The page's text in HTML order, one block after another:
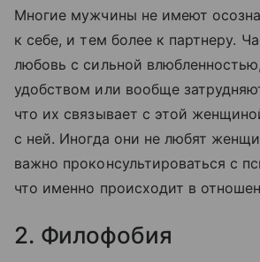
Многие мужчины не имеют
к себе, и тем более к партнеру.
любовь с сильной
удобством или вообще
что их связывает с этой
с ней. Иногда они не любят
важно проконсультироваться с
что именно происходит в
2. Филофобия